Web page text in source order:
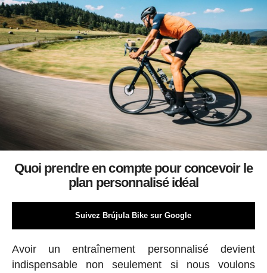
Quoi prendre en compte pour concevoir le
plan personnalisé idéal
Suivez Brújula Bike sur Google
Avoir un entraînement personnalisé devient
indispensable non seulement si nous voulons